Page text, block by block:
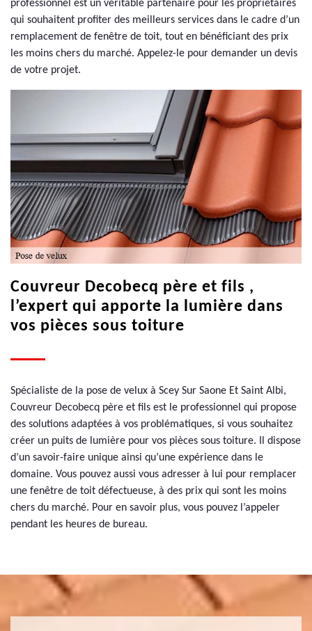
professionnel est un véritable partenaire pour les propriétaires
qui souhaitent profiter des meilleurs services dans le cadre d’un
remplacement de fenêtre de toit, tout en bénéficiant des prix
les moins chers du marché. Appelez-le pour demander un devis
de votre projet.
Couvreur Decobecq père et fils ,
l’expert qui apporte la lumière dans
vos pièces sous toiture
Spécialiste de la pose de velux à Scey Sur Saone Et Saint Albi,
Couvreur Decobecq père et fils est le professionnel qui propose
des solutions adaptées à vos problématiques, si vous souhaitez
créer un puits de lumière pour vos pièces sous toiture. Il dispose
d’un savoir-faire unique ainsi qu’une expérience dans le
domaine. Vous pouvez aussi vous adresser à lui pour remplacer
une fenêtre de toit défectueuse, à des prix qui sont les moins
chers du marché. Pour en savoir plus, vous pouvez l’appeler
pendant les heures de bureau.